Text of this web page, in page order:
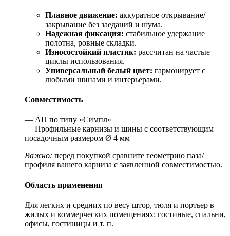
Плавное движение: аккуратное открывание/
закрывание без заеданий и шума.
Надежная фиксация: стабильное удержание
полотна, ровные складки.
Износостойкий пластик: рассчитан на частые
циклы использования.
Универсальный белый цвет: гармонирует с
любыми шинами и интерьерами.
Совместимость
— АП по типу «Симпл»
— Профильные карнизы и шины с соответствующим
посадочным размером Ø 4 мм
Важно: перед покупкой сравните геометрию паза/
профиля вашего карниза с заявленной совместимостью.
Область применения
Для легких и средних по весу штор, тюля и портьер в
жилых и коммерческих помещениях: гостиные, спальни,
офисы, гостиницы и т. п.